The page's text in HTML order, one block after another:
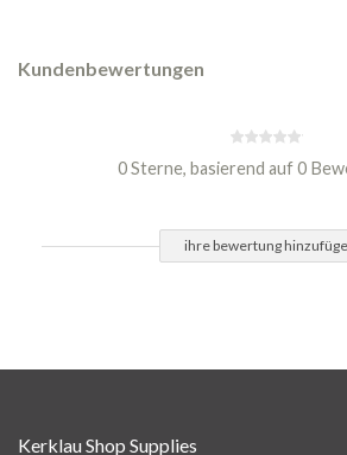
Kundenbewertungen
0 Sterne, basierend auf 0
ihre bewertung
Kerklau Shop Supplies